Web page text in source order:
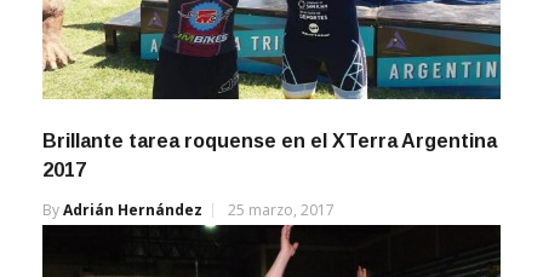
Brillante tarea roquense en el XTerra Argentina
2017
ByAdrián Hernández 25 marzo, 2017